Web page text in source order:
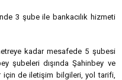
3 şube ile bankacılık hizmeti
kadar mesafede 5 şubesi
şubeleri dışında Şahinbey ve
de iletişim bilgileri, yol tarifi,